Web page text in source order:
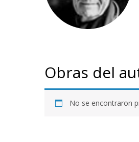
Obras del
No se encontraron